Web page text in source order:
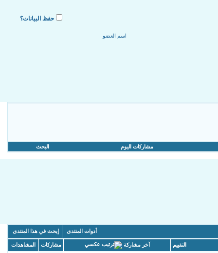
حفظ البيانات؟
مشاركات اليوم البحث
أدوات المنتدى إبحث في هذا المنتدى
التقييم آخر مشاركة مشاركات المشاهدات